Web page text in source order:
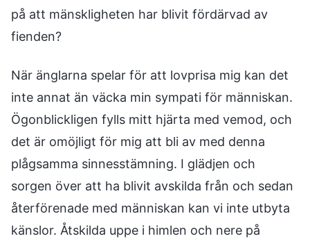
på att mänskligheten har blivit fördärvad av
fienden?
När änglarna spelar för att lovprisa mig kan det
inte annat än väcka min sympati för människan.
Ögonblickligen fylls mitt hjärta med vemod, och
det är omöjligt för mig att bli av med denna
plågsamma sinnesstämning. I glädjen och
sorgen över att ha blivit avskilda från och sedan
återförenade med människan kan vi inte utbyta
känslor. Åtskilda uppe i himlen och nere på